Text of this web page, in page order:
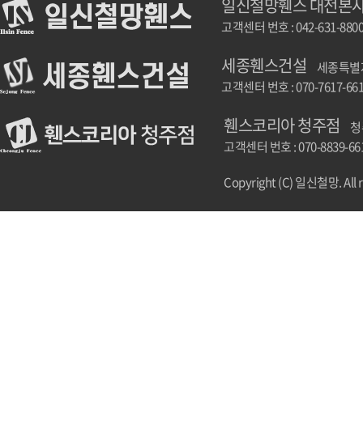
일신철망휀스 대전본
고객센터 번호 : 042-631-8800
세종휀스건설
세종특
고객센터 번호 : 070-7617-
휀스코리아 청주점
고객센터 번호 : 070-8839-
Copyright (C) 일신철망. All